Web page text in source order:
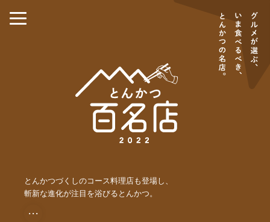
とんかつづくしのコース料理店も登場し、
斬新な進化が注目を浴びるとんかつ。
・・・